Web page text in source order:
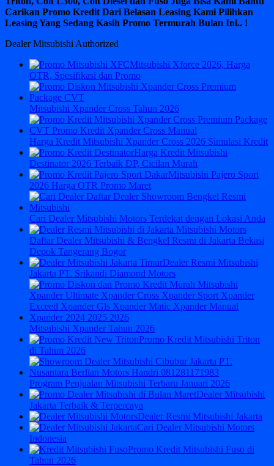
Carikan Promo Kredit Dari Belasan Leasing Kami Pilihkan
Leasing Yang Sedang Kasih Promo Termurah Bulan Ini.. !
Dealer Mitsubishi Authorized
Mitsubishi Xforce 2026, Harga
OTR, Spesifikasi dan Promo
Mitsubishi Xpander Cross Tahun 2026
Harga Kredit Mitsubishi Xpander Cross 2026 Simulasi Kredit
Harga Kredit Mitsubishi
Destinator 2026 Terbaik DP, Cicilan Murah
Mitsubishi Pajero Sport
2026 Harga OTR Promo Maret
Cari Dealer Mitsubishi Motors Terdekat dengan Lokasi Anda
Daftar Dealer Mitsubishi & Bengkel Resmi di Jakarta Bekasi
Depok Tangerang Bogor
Dealer Resmi Mitsubishi
Jakarta PT. Srikandi Diamond Motors
Mitsubishi Xpander Tahun 2026
Promo Kredit Mitsubishi Triton
di Tahun 2026
Program Penjualan Mitsubishi Terbaru Januari 2026
Dealer Mitsubishi
Jakarta Terbaik & Terpercaya
Dealer Resmi Mitsubishi Jakarta
Cari Dealer Mitsubishi Motors
Indonesia
Promo Kredit Mitsubishi Fuso di
Tahun 2026